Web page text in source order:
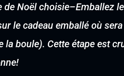
de Noël choisie–Emballez
le cadeau emballé où
la boule). Cette étape est